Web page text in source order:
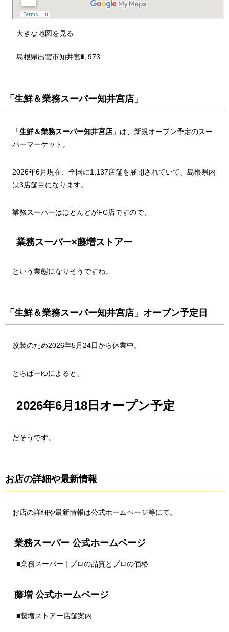
大きな地図を見る
島根県出雲市知井宮町973
「生鮮＆業務スーパー知井宮店」
「生鮮＆業務スーパー知井宮店 」は、新規オープン予定のスー
パーマーケット。
2026年6月現在、全国に1,137店舗を展開されていて、島根県内
は3店舗目になります。
業務スーパーはほとんどがFC店ですので、
業務スーパー×藤増ストアー
という業態になりそうですね。
「生鮮＆業務スーパー知井宮店」オープン予定日
改装のため2026年5月24日から休業中。
とらばーゆによると、
2026年6月18日オープン予定
だそうです。
お店の詳細や最新情報
お店の詳細や最新情報は公式ホームページ等にて。
業務スーパー 公式ホームページ
■業務スーパー | プロの品質とプロの価格
藤増 公式ホームページ
■藤増ストアー店舗案内